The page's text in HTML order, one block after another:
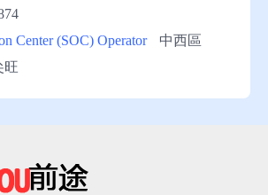
Center (SOC) Operator
中西區
旺